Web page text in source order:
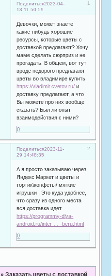
Поделиться 1
2023-04-
13 11:50:59
Девочки, может знаете
какие-нибудь хорошие
ресурсы, которые цветы с
доставкой предлагают? Хочу
маме сделать сюрприз и не
прогадать. В общем, вот тут
вроде недорого предлагают
цветы во владимире купить
https://vladimir.cvetov.ru/ и
доставку предлагают, а что
Вы можете про них вообще
сказать? Был ли опыт
взаимодействия с ними?
0
Поделиться 2
2023-11-
29 14:48:35
А я просто заказываю через
Яндекс Маркет и цветы и
тортик\конфеты\ мягкие
игрушки . Это куда удобнее,
что сразу из одного места
вся доставка идет
https://programmy-dlya-
android.ru/inter … -beru.html
0